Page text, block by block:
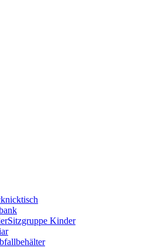
Sitzgruppe Kinder